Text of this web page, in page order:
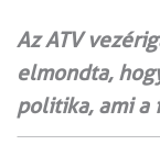
Az ATV
elmondta,
politika, ami a